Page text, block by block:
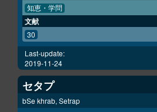
知恵・学問
文献
30
Last-update:
2019-11-24
セタプ
bSe khrab, Setrap